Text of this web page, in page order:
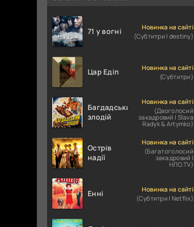
71 у вогні
Новинка на сайті
(Субтитри | destiny)
Цар Едіп
Новинка на сайті
(Субтитри)
Багдадський
злодій
Новинка на сайті
(Двоголосий
закадровий | Slava
Radyk & Artymko)
Острів
надії
Новинка на сайті
(Багатоголосий
закадровий |
НЛО.TV)
Енні
Новинка на сайті
(Субтитри | Netflix)